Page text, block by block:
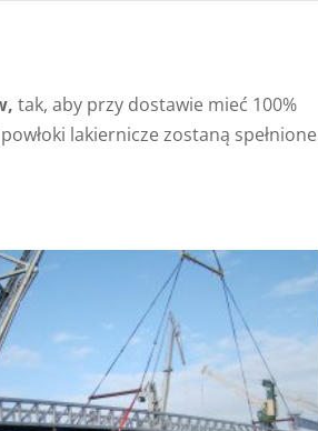
tak, aby przy dostawie mieć 100%
lakiernicze zostaną spełnione